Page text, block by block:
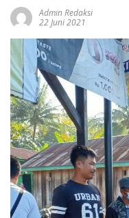
Admin Redaksi
22 Juni 2021